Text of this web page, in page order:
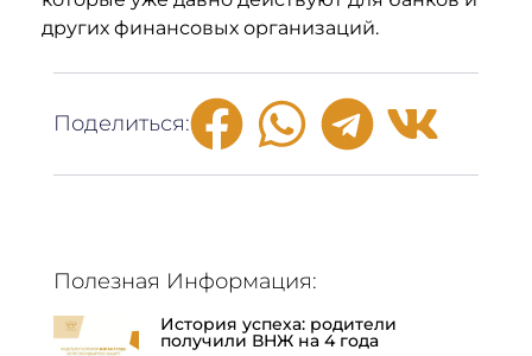
других финансовых организаций.
Поделиться:
Полезная Информация:
История успеха: родители
получили ВНЖ на 4 года